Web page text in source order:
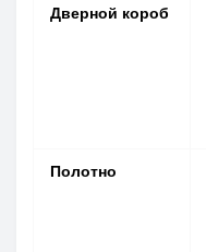
Дверной короб
Полотно